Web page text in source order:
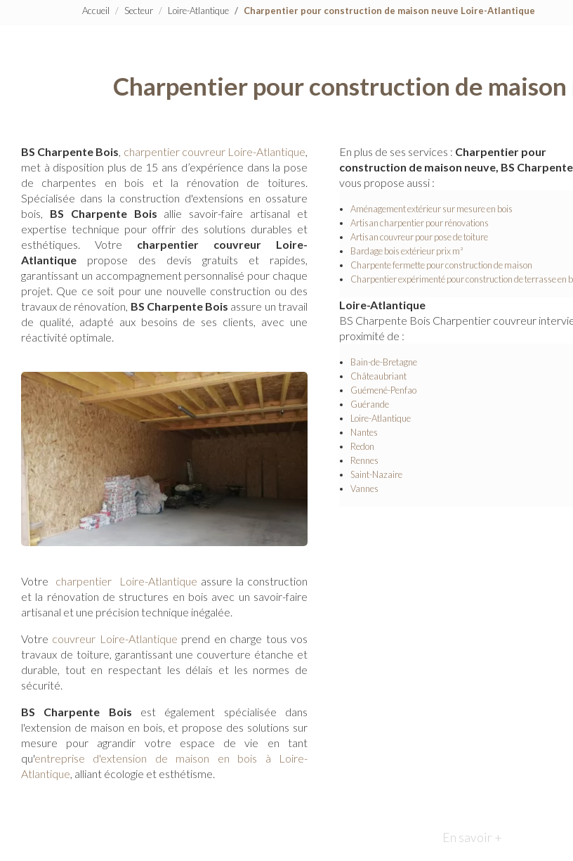
Accueil Secteur Loire-Atlantique Charpentier pour construction de maison neuve Loire-Atlantique
Charpentier pour construction de
BS Charpente Bois, charpentier couvreur Loire-Atlantique,
met à disposition plus de 15 ans d’expérience dans la pose
de charpentes en bois et la rénovation de toitures.
Spécialisée dans la construction d'extensions en ossature
bois, BS Charpente Bois allie savoir-faire artisanal et
expertise technique pour offrir des solutions durables et
esthétiques. Votre charpentier couvreur Loire-
Atlantique propose des devis gratuits et rapides,
garantissant un accompagnement personnalisé pour chaque
projet. Que ce soit pour une nouvelle construction ou des
travaux de rénovation, BS Charpente Bois assure un travail
de qualité, adapté aux besoins de ses clients, avec une
réactivité optimale.
Votre charpentier Loire-Atlantique assure la construction
et la rénovation de structures en bois avec un savoir-faire
artisanal et une précision technique inégalée.
Votre couvreur Loire-Atlantique prend en charge tous vos
travaux de toiture, garantissant une couverture étanche et
durable, tout en respectant les délais et les normes de
sécurité.
BS Charpente Bois est également spécialisée dans
l'extension de maison en bois, et propose des solutions sur
mesure pour agrandir votre espace de vie en tant
qu'entreprise d'extension de maison en bois à Loire-
Atlantique , alliant écologie et esthétisme.
En plus de ses services : Charpentier pour
construction de maison neuve, BS
vous propose aussi :
Aménagement extérieur sur mesure en bois
Artisan charpentier pour rénovations
Artisan couvreur pour pose de toiture
Bardage bois extérieur prix m²
Charpente fermette pour construction de maison
Charpentier expérimenté pour construction de terrasse en
Loire-Atlantique
BS Charpente Bois Charpentier couvreur
proximité de :
Bain-de-Bretagne
Châteaubriant
Guémené-Penfao
Guérande
Loire-Atlantique
Nantes
Redon
Rennes
Saint-Nazaire
Vannes
En savoir +